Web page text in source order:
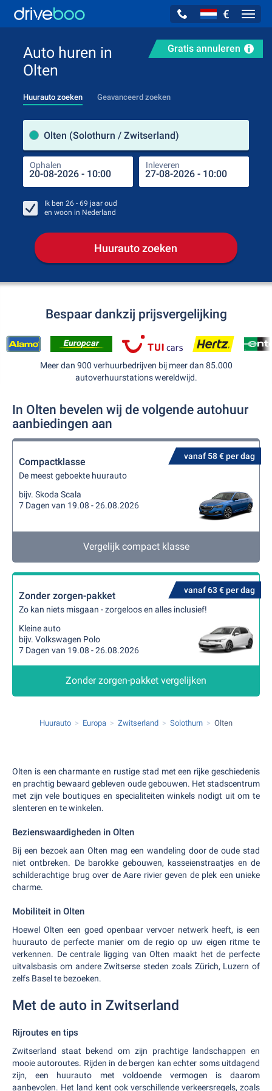
€
Gratis annuleren
Auto huren in
Olten
Huurauto zoeken Geavanceerd zoeken
Olten (Solothurn / Zwitserland)
Ophalen Inleveren
Ik ben 26 - 69 jaar oud
en woon in Nederland
Huurauto zoeken
Bespaar dankzij prijsvergelijking
Meer dan 900 verhuurbedrijven bij meer dan 85.000
autoverhuurstations wereldwijd.
In Olten bevelen wij de volgende autohuur
aanbiedingen aan
vanaf 58 € per dag
Compactklasse
De meest geboekte huurauto
bijv. Skoda Scala
7 Dagen van 19.08 - 26.08.2026
Vergelijk compact klasse
vanaf 63 € per dag
Zonder zorgen-pakket
Zo kan niets misgaan - zorgeloos en alles inclusief!
Kleine auto
bijv. Volkswagen Polo
7 Dagen van 19.08 - 26.08.2026
Zonder zorgen-pakket vergelijken
Huurauto Europa Zwitserland Solothurn Olten
Olten is een charmante en rustige stad met een rijke geschiedenis
en prachtig bewaard gebleven oude gebouwen. Het stadscentrum
met zijn vele boutiques en specialiteiten winkels nodigt uit om te
slenteren en te winkelen.
Bezienswaardigheden in Olten
Bij een bezoek aan Olten mag een wandeling door de oude stad
niet ontbreken. De barokke gebouwen, kasseienstraatjes en de
schilderachtige brug over de Aare rivier geven de plek een unieke
charme.
Mobiliteit in Olten
Hoewel Olten een goed openbaar vervoer netwerk heeft, is een
huurauto de perfecte manier om de regio op uw eigen ritme te
verkennen. De centrale ligging van Olten maakt het de perfecte
uitvalsbasis om andere Zwitserse steden zoals Zürich, Luzern of
zelfs Basel te bezoeken.
Met de auto in Zwitserland
Rijroutes en tips
Zwitserland staat bekend om zijn prachtige landschappen en
mooie autoroutes. Rijden in de bergen kan echter soms uitdagend
zijn, een huurauto met voldoende vermogen is daarom
aanbevolen. Het land kent ook verschillende verkeersregels, zoals